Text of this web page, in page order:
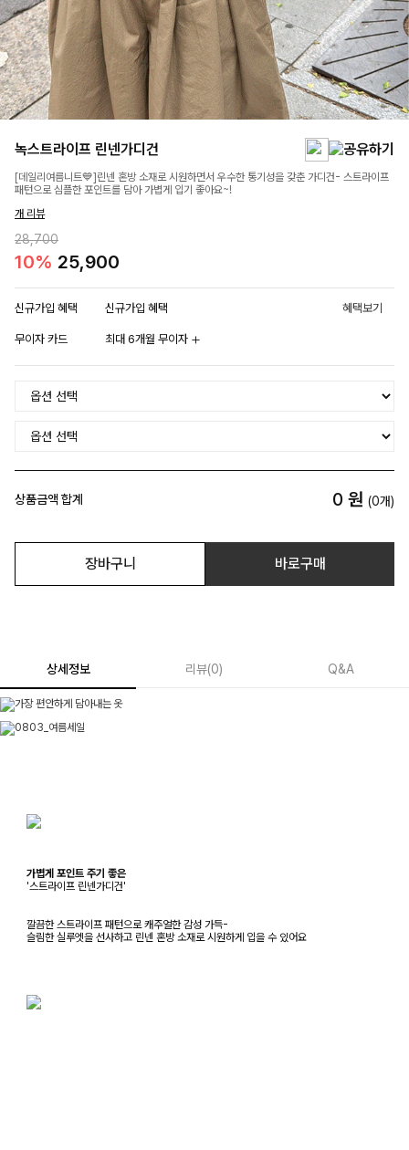
녹스트라이프 린넨가디건
[데일리여름니트💙]린넨 혼방 소재로 시원하면서 우수한 통기성을 갖춘 가디건- 스트라이프
패턴으로 심플한 포인트를 담아 가볍게 입기 좋아요~!
개 리뷰
28,700
10% 25,900
신규가입 혜택 신규가입 혜택 혜택보기
무이자 카드 최대 6개월 무이자
상품금액 합계 0 원 (0개)
장바구니 바로구매
상세정보 리뷰(0) Q&A
가볍게 포인트 주기 좋은
'스트라이프 린넨가디건'
깔끔한 스트라이프 패턴으로 캐주얼한 감성 가득-
슬림한 실루엣을 선사하고 린넨 혼방 소재로 시원하게 입을 수 있어요